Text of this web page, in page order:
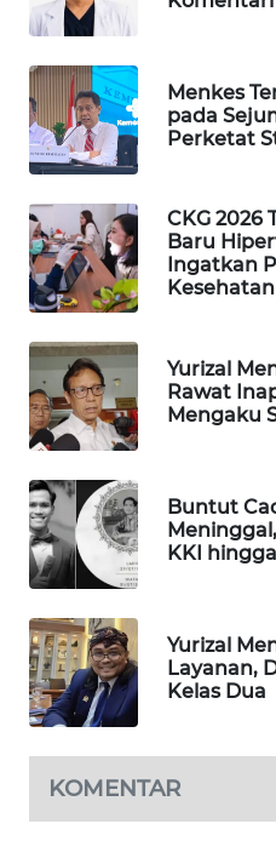
Menkes
pada
Perketat
CKG 2026
Baru
Ingatkan
Yurizal
Rawat
Mengaku
Buntut
KKI
Yurizal
Layanan,
Kelas Dua
KOMENTAR
CO ID
WAHANANEWS
NET
WAHANA
WAHANA
UMKM
WAHANA
SELEB
WAHANA
WAHANA
OTOMOTIF
WAHANA
HEALTH
WAHANA
WISATA
LAPAK